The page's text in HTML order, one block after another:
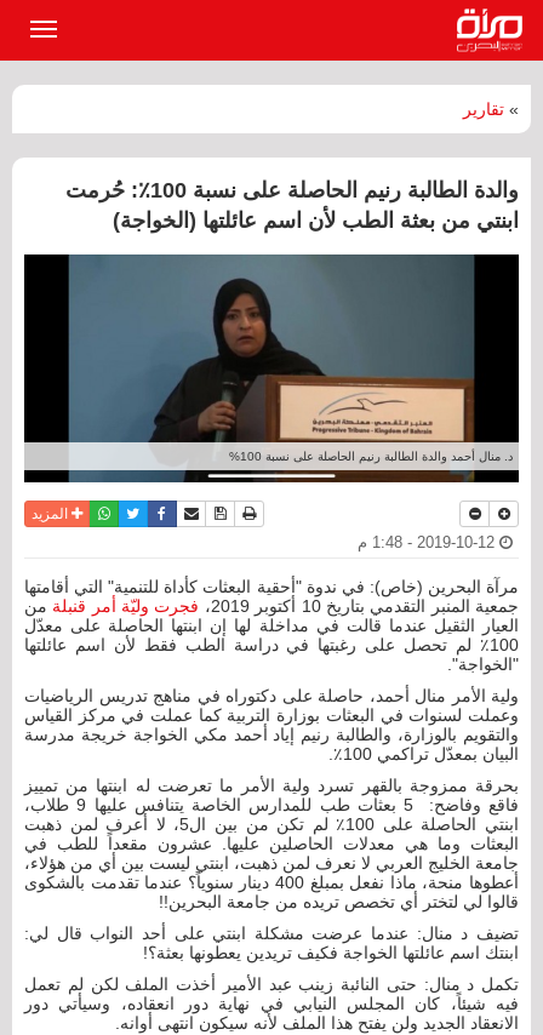
» تقارير
والدة الطالبة رنيم الحاصلة على نسبة 100٪: حُرمت
ابنتي من بعثة الطب لأن اسم عائلتها (الخواجة)
د. منال أحمد والدة الطالبة رنيم الحاصلة على نسبة 100%
نسخة للطباعة
حفظ الموضوع
أرسل الى صديق
فيسبوكتويترواتسابالمزيد
مرآة البحرين (خاص): في ندوة "أحقية البعثات كأداة للتنمية" التي أقامتها
جمعية المنبر التقدمي بتاريخ 10 أكتوبر 2019،
فجرت وليّة أمر قنبلة من
العيار الثقيل عندما قالت في مداخلة لها إن ابنتها الحاصلة على معدّل
100٪ لم تحصل على رغبتها في دراسة الطب فقط لأن اسم عائلتها
"الخواجة".
ولية الأمر منال أحمد، حاصلة على دكتوراه في مناهج تدريس الرياضيات
وعملت لسنوات في البعثات بوزارة التربية كما عملت في مركز القياس
والتقويم بالوزارة، والطالبة رنيم إياد أحمد مكي الخواجة خريجة مدرسة
البيان بمعدّل تراكمي 100٪.
بحرقة ممزوجة بالقهر تسرد ولية الأمر ما تعرضت له ابنتها من تمييز
فاقع وفاضح: 5 بعثات طب للمدارس الخاصة يتنافس عليها 9 طلاب،
ابنتي الحاصلة على 100٪ لم تكن من بين ال5، لا أعرف لمن ذهبت
البعثات وما هي معدلات الحاصلين عليها. عشرون مقعداً للطب في
جامعة الخليج العربي لا نعرف لمن ذهبت، ابنتي ليست بين أي من هؤلاء،
أعطوها منحة، ماذا نفعل بمبلغ 400 دينار سنوياً؟ عندما تقدمت بالشكوى
قالوا لي لتختر أي تخصص تريده من جامعة البحرين!!
تضيف د منال: عندما عرضت مشكلة ابنتي على أحد النواب قال لي:
ابنتك اسم عائلتها الخواجة فكيف تريدين يعطونها بعثة؟!
تكمل د منال: حتى النائبة زينب عبد الأمير أخذت الملف لكن لم تعمل
فيه شيئاً، كان المجلس النيابي في نهاية دور انعقاده، وسيأتي دور
الانعقاد الجديد ولن يفتح هذا الملف لأنه سيكون انتهى أوانه.